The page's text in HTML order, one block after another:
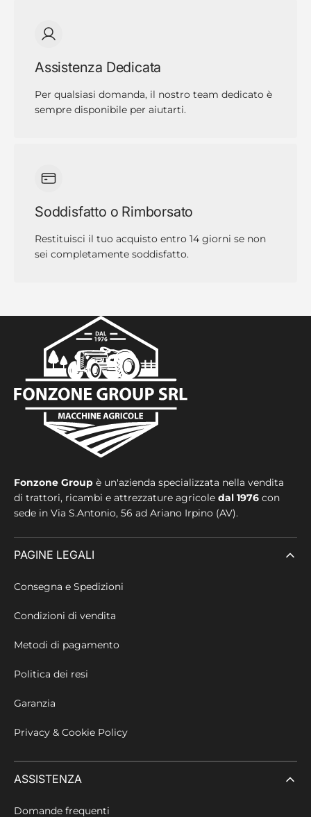
Assistenza Dedicata
Per qualsiasi domanda, il nostro team dedicato è
sempre disponibile per aiutarti.
Soddisfatto o Rimborsato
Restituisci il tuo acquisto entro 14 giorni se non
sei completamente soddisfatto.
Fonzone Group è un'azienda specializzata nella vendita
di trattori, ricambi e attrezzature agricole dal 1976 con
sede in Via S.Antonio, 56 ad Ariano Irpino (AV).
PAGINE LEGALI
Consegna e Spedizioni
Condizioni di vendita
Metodi di pagamento
Politica dei resi
Garanzia
Privacy & Cookie Policy
ASSISTENZA
Domande frequenti